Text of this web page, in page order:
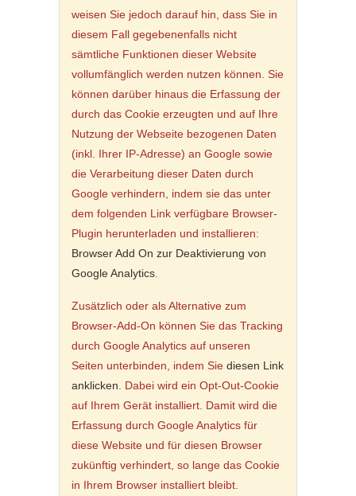
weisen Sie jedoch darauf hin, dass Sie in
diesem Fall gegebenenfalls nicht
sämtliche Funktionen dieser Website
vollumfänglich werden nutzen können. Sie
können darüber hinaus die Erfassung der
durch das Cookie erzeugten und auf Ihre
Nutzung der Webseite bezogenen Daten
(inkl. Ihrer IP-Adresse) an Google sowie
die Verarbeitung dieser Daten durch
Google verhindern, indem sie das unter
dem folgenden Link verfügbare Browser-
Plugin herunterladen und installieren:
Browser Add On zur Deaktivierung von
Google Analytics
Zusätzlich oder als Alternative zum
Browser-Add-On können Sie das Tracking
durch Google Analytics auf unseren
Seiten unterbinden, indem Sie diesen Link
anklicken . Dabei wird ein Opt-Out-Cookie
auf Ihrem Gerät installiert. Damit wird die
Erfassung durch Google Analytics für
diese Website und für diesen Browser
zukünftig verhindert, so lange das Cookie
in Ihrem Browser installiert bleibt.